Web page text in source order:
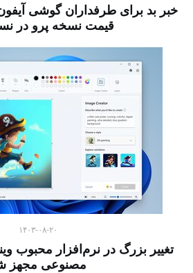
خبر بد برای طرفداران گوشی
قیمت نسخه پرو در
۱۴۰۳-۰۸-۲۰
تغییر بزرگ در نرم‌افزار محبوب
مصنوعی مجهز